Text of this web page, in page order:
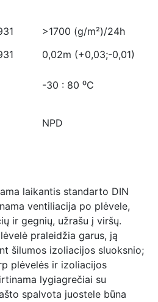
>1700 (g/m²)/24h
0,02m (+0,03;-0,01)
-30 : 80 ⁰C
NPD
laikantis standarto DIN
ventiliacija po plėvele,
ir gegnių, užrašu į viršų.
praleidžia garus, ją
šilumos izoliacijos sluoksnio;
plėvelės ir izoliacijos
lygiagrečiai su
spalvota juostele būna